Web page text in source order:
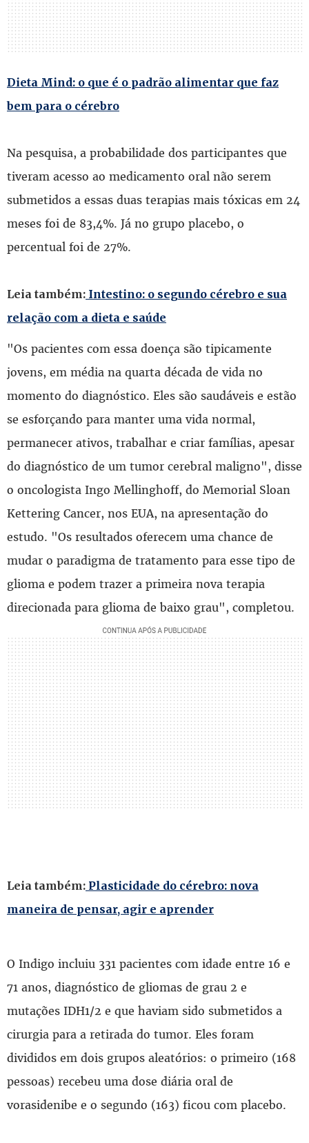
Dieta Mind: o que é o padrão alimentar que faz
bem para o cérebro
Na pesquisa, a probabilidade dos participantes que
tiveram acesso ao medicamento oral não serem
submetidos a essas duas terapias mais tóxicas em 24
meses foi de 83,4%. Já no grupo placebo, o
percentual foi de 27%.
Leia também: Intestino: o segundo cérebro e sua
relação com a dieta e saúde
"Os pacientes com essa doença são tipicamente
jovens, em média na quarta década de vida no
momento do diagnóstico. Eles são saudáveis e estão
se esforçando para manter uma vida normal,
permanecer ativos, trabalhar e criar famílias, apesar
do diagnóstico de um tumor cerebral maligno", disse
o oncologista Ingo Mellinghoff, do Memorial Sloan
Kettering Cancer, nos EUA, na apresentação do
estudo. "Os resultados oferecem uma chance de
mudar o paradigma de tratamento para esse tipo de
glioma e podem trazer a primeira nova terapia
direcionada para glioma de baixo grau", completou.
Leia também: Plasticidade do cérebro: nova
maneira de pensar, agir e aprender
O Indigo incluiu 331 pacientes com idade entre 16 e
71 anos, diagnóstico de gliomas de grau 2 e
mutações IDH1/2 e que haviam sido submetidos a
cirurgia para a retirada do tumor. Eles foram
divididos em dois grupos aleatórios: o primeiro (168
pessoas) recebeu uma dose diária oral de
vorasidenibe e o segundo (163) ficou com placebo.